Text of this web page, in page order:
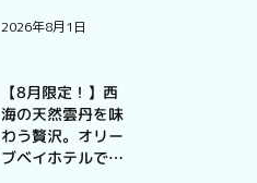
2026年8月1日
【8月限定！】西
海の天然雲丹を味
わう贅沢。オリー
ブベイホテルで過